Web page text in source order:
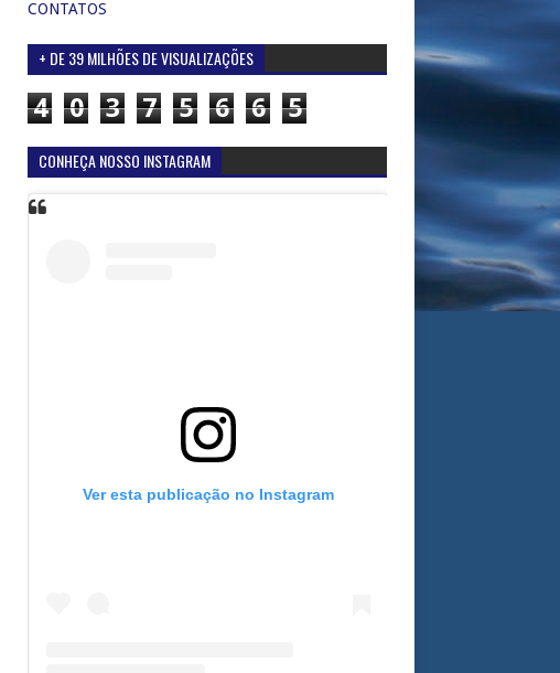
CONTATOS
+ DE 39 MILHÕES DE VISUALIZAÇÕES
4 0 3 7 5 6 6 5
CONHEÇA NOSSO INSTAGRAM
Ver esta publicação no Instagram